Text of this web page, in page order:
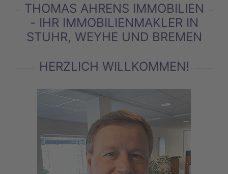
THOMAS AHRENS IMMOBILIEN
- IHR IMMOBILIENMAKLER IN
STUHR, WEYHE UND BREMEN
HERZLICH WILLKOMMEN!